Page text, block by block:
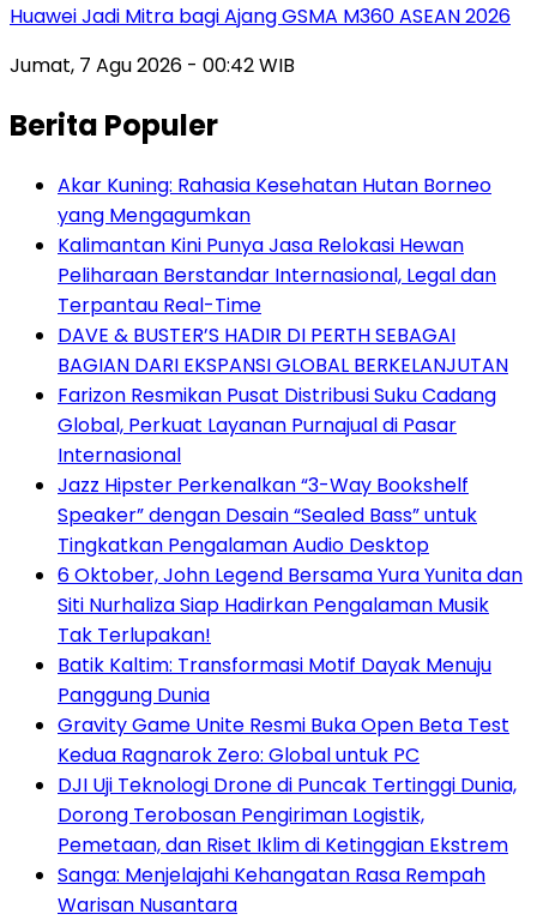
Huawei Jadi Mitra bagi Ajang GSMA M360 ASEAN 2026
Jumat, 7 Agu 2026 - 00:42 WIB
Berita Populer
Akar Kuning: Rahasia Kesehatan Hutan Borneo
yang Mengagumkan
Kalimantan Kini Punya Jasa Relokasi Hewan
Peliharaan Berstandar Internasional, Legal dan
Terpantau Real-Time
DAVE & BUSTER’S HADIR DI PERTH SEBAGAI
BAGIAN DARI EKSPANSI GLOBAL BERKELANJUTAN
Farizon Resmikan Pusat Distribusi Suku Cadang
Global, Perkuat Layanan Purnajual di Pasar
Internasional
Jazz Hipster Perkenalkan “3-Way Bookshelf
Speaker” dengan Desain “Sealed Bass” untuk
Tingkatkan Pengalaman Audio Desktop
6 Oktober, John Legend Bersama Yura Yunita dan
Siti Nurhaliza Siap Hadirkan Pengalaman Musik
Tak Terlupakan!
Batik Kaltim: Transformasi Motif Dayak Menuju
Panggung Dunia
Gravity Game Unite Resmi Buka Open Beta Test
Kedua Ragnarok Zero: Global untuk PC
DJI Uji Teknologi Drone di Puncak Tertinggi Dunia,
Dorong Terobosan Pengiriman Logistik,
Pemetaan, dan Riset Iklim di Ketinggian Ekstrem
Sanga: Menjelajahi Kehangatan Rasa Rempah
Warisan Nusantara